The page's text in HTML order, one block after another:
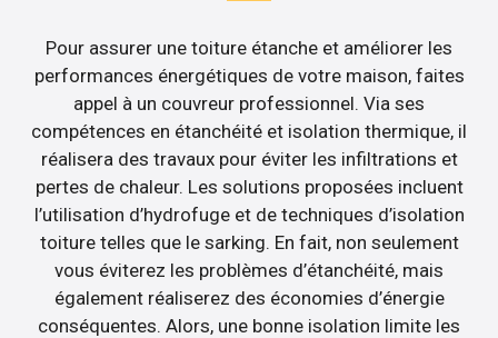
Pour assurer une toiture étanche et améliorer les
performances énergétiques de votre maison, faites
appel à un couvreur professionnel. Via ses
compétences en étanchéité et isolation thermique, il
réalisera des travaux pour éviter les infiltrations et
pertes de chaleur. Les solutions proposées incluent
l’utilisation d’hydrofuge et de techniques d’isolation
toiture telles que le sarking. En fait, non seulement
vous éviterez les problèmes d’étanchéité, mais
également réaliserez des économies d’énergie
conséquentes. Alors, une bonne isolation limite les